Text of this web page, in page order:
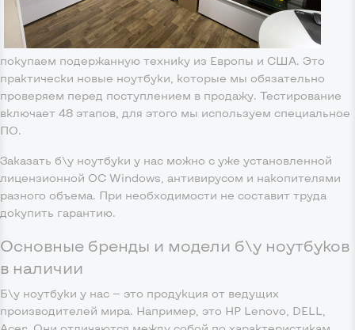
покупаем подержанную технику из Европы и США. Это
практически новые ноутбуки, которые мы обязательно
проверяем перед поступлением в продажу. Тестирование
включает 48 этапов, для этого мы используем специальное
ПО.
Заказать б\у ноутбуки у нас можно с уже установленной
лицензионной ОС Windows, антивирусом и накопителями
разного объема. При необходимости не составит труда
докупить гарантию.
Основные бренды и модели б\у ноутбуков
в наличии
Б\у ноутбуки у нас — это продукция от ведущих
производителей мира. Например, это HP Lenovo, DELL,